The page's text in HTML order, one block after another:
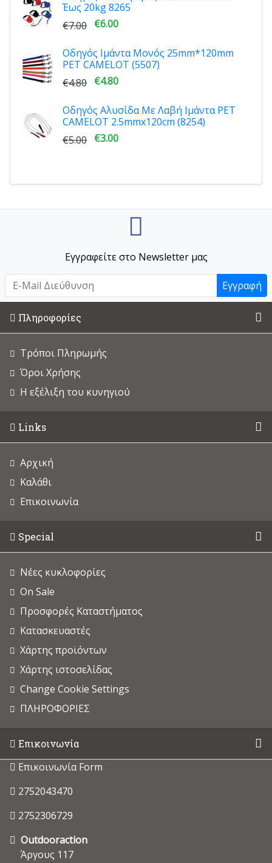
Έως 20kg 8265
€7.00 €6.00
Οδηγός Ιμάντα Μονός 25mm*120mm
PET CAMELOT (5507)
€4.80 €4.80
Οδηγός Αλυσίδα Με Λαβή Ιμάντα PET
CAMELOT 2.5mmx120cm (8254)
€5.00 €3.00
Εγγραφείτε στο Newsletter μας
Εγγραφή
Πληροφορίες
Τρόποι Πληρωμής
Όροι Χρήσης
Η εξέλιξη του κυνηγιού
Links
Αρχική
Καλάθι
Επικοινωνία
Special
Νέες κυκλοφορίες
On Sale
Προσφορές Καταστήματος
Κατασκευαστές
Χάρτης προϊόντων
Χάρτης ιστοσελίδας
Change Cookie Settings
ΠΛΗΡΟΦΟΡΙΕΣ
Επικοινωνία
Επικοινωνία Form
2752043470
2752306729
Outdooraction
Άργους 117